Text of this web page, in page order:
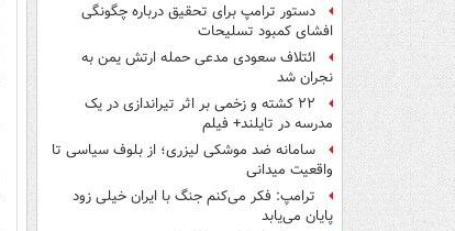
دستور ترامپ برای تحقیق درباره چگونگی
افشای کمبود تسلیحات
ائتلاف سعودی مدعی حمله ارتش یمن به
نجران شد
۲۲ کشته و زخمی بر اثر تیراندازی در یک
مدرسه در تایلند+ فیلم
سامانه ضد موشکی لیزری؛ از بلوف سیاسی تا
واقعیت میدانی
ترامپ: فکر می‌کنم جنگ با ایران خیلی زود
پایان می‌یابد